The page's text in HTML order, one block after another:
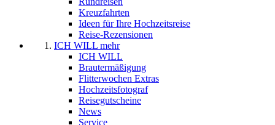
Kreuzfahrten
Ideen für Ihre Hochzeitsreise
Reise-Rezensionen
ICH WILL mehr
ICH WILL
Brautermäßigung
Flitterwochen Extras
Hochzeitsfotograf
Reisegutscheine
News
Service